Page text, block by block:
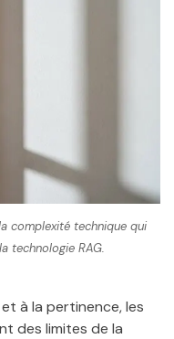
complexité technique qui
technologie RAG.
à la pertinence, les
des limites de la